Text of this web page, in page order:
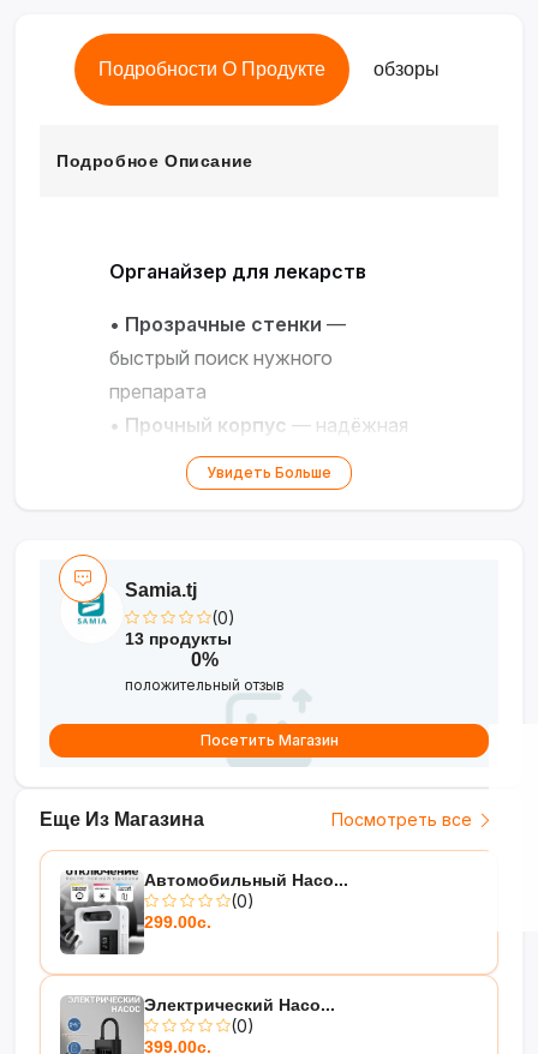
Подробности О Продукте обзоры
Подробное Описание
Органайзер для лекарств
• Прозрачные стенки —
быстрый поиск нужного
препарата
• Прочный корпус — надёжная
защита от повреждений и влаги
Герметичная крышка—
Универсальность
для дома, путешествий и аптечки
Порядок и удобство для
вашего здоровья!
Увидеть Больше
Еще Из Магазина Посмотреть все
Автомобильный Насо...
(0)
299.00с.
Электрический Насо...
(0)
399.00с.
Samia.tj
(0)
13 продукты
0%
положительный отзыв
Посетить Магазин